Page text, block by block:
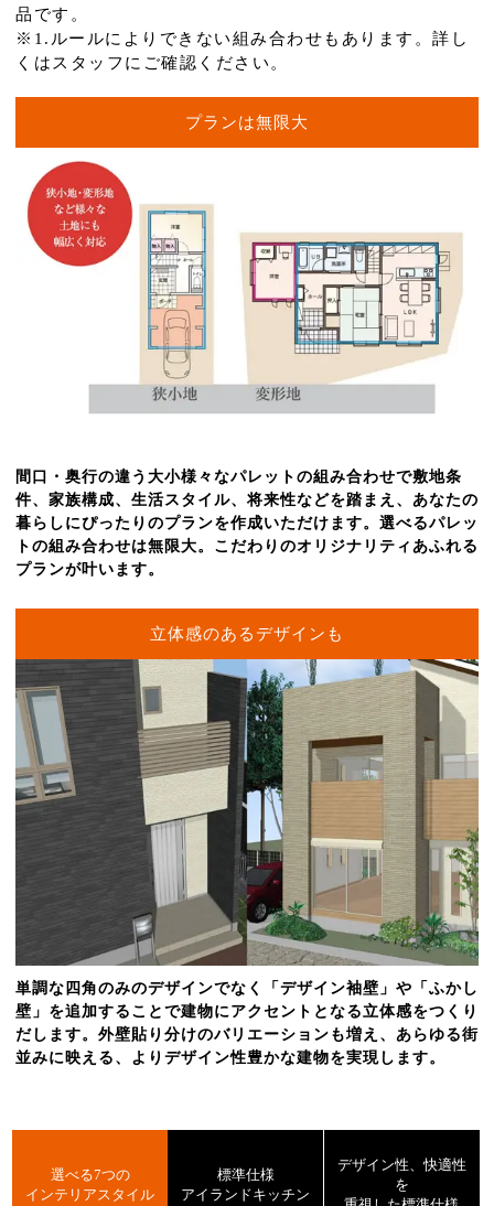
品です。
※1.ルールによりできない組み合わせもあります。詳し
くはスタッフにご確認ください。
プランは無限大
間口・奥行の違う大小様々なパレットの組み合わせで敷地条
件、家族構成、生活スタイル、将来性などを踏まえ、あなたの
暮らしにぴったりのプランを作成いただけます。選べるパレッ
トの組み合わせは無限大。こだわりのオリジナリティあふれる
プランが叶います。
立体感のあるデザインも
単調な四角のみのデザインでなく「デザイン袖壁」や「ふかし
壁」を追加することで建物にアクセントとなる立体感をつくり
だします。外壁貼り分けのバリエーションも増え、あらゆる街
並みに映える、よりデザイン性豊かな建物を実現します。
選べる7つの
インテリアスタイル
標準仕様
アイランドキッチン
デザイン性、快適性
を